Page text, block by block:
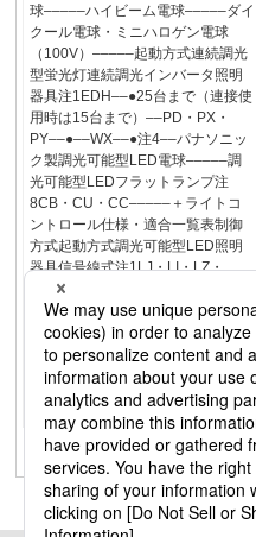
球–––––ハイビーム電球–––––ダイ
クール電球・ミニハロゲン電球
（100V）–––––起動方式連続調光
型蛍光灯連続調光インバータ照明
器具注1EDH––●25台まで（連接使
用時は15台まで）––PD・PX・
PY––●––WX––●注4––パナソニッ
ク製調光可能型LED電球–––––調
光可能型LEDフラットランプ注
8CB・CU・CC–––––＋ライトコ
ントロール仕様・適合一覧表制御
方式起動方式調光可能型LED照明
器具信号線式注1LJ・LI・LZ・
LA●–●––LX●注4–●注4––LT●–●––
LD●●●––LV––●––LR●–●––逆位相
制御方式XB–––––位相制御式LB・
LK・LU・XG–––––LC・LG––––●
注2 注3 注5デジタル制御方式注
1DZ–––––DK–––●–RZ–––––「最
新の適合一覧表」はこちら1341